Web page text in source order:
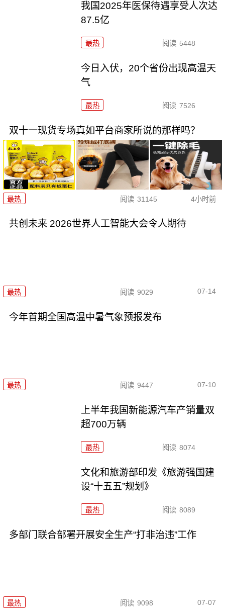
我国2025年医保待遇享受人次达
87.5亿
最热 阅读 5448
今日入伏，20个省份出现高温天
气
最热 阅读 7526
双十一现货专场真如平台商家所说的那样吗？
最热 阅读 31145 4小时前
共创未来 2026世界人工智能大会令人期待
最热 阅读 9029 07-14
今年首期全国高温中暑气象预报发布
最热 阅读 9447 07-10
上半年我国新能源汽车产销量双
超700万辆
最热 阅读 8074
文化和旅游部印发《旅游强国建
设“十五五”规划》
最热 阅读 8089
多部门联合部署开展安全生产“打非治违”工作
最热 阅读 9098 07-07